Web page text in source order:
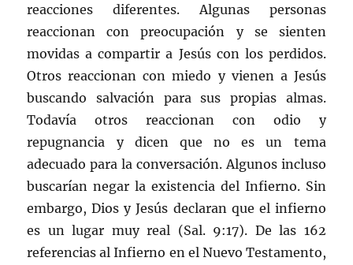
reacciones diferentes. Algunas personas
reaccionan con preocupación y se sienten
movidas a compartir a Jesús con los perdidos.
Otros reaccionan con miedo y vienen a Jesús
buscando salvación para sus propias almas.
Todavía otros reaccionan con odio y
repugnancia y dicen que no es un tema
adecuado para la conversación. Algunos incluso
buscarían negar la existencia del Infierno. Sin
embargo, Dios y Jesús declaran que el infierno
es un lugar muy real (Sal. 9:17). De las 162
referencias al Infierno en el Nuevo Testamento,